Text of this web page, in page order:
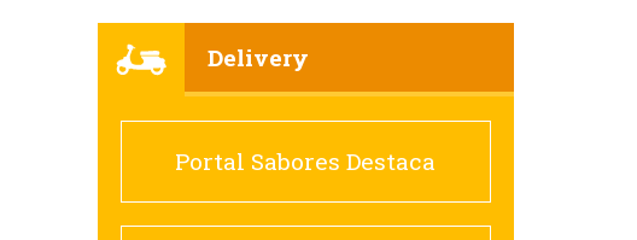
Cafés
Churrascarias
Delivery
Portal Sabores Destaca